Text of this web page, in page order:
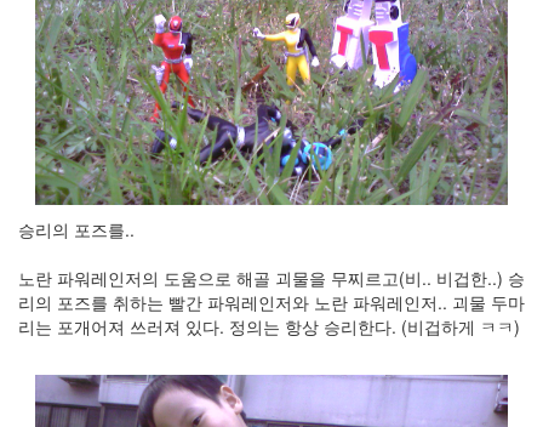
승리의 포즈를..
노란 파워레인저의 도움으로 해골 괴물을 무찌르고(비.. 비겁한..) 승
리의 포즈를 취하는 빨간 파워레인저와 노란 파워레인저.. 괴물 두마
리는 포개어져 쓰러져 있다. 정의는 항상 승리한다. (비겁하게 ㅋㅋ)